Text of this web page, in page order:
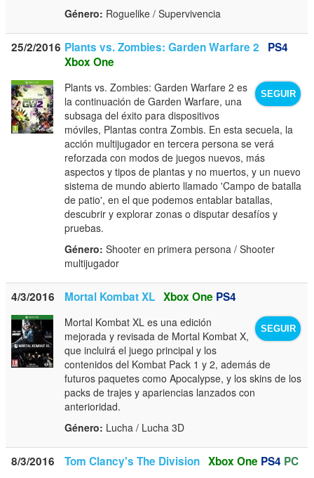
Género: Roguelike / Supervivencia
25/2/2016 Plants vs. Zombies: Garden Warfare 2
PS4
Xbox One
SEGUIR
Plants vs. Zombies: Garden Warfare 2 es
la continuación de Garden Warfare, una
subsaga del éxito para dispositivos
móviles, Plantas contra Zombis. En esta secuela, la
acción multijugador en tercera persona se verá
reforzada con modos de juegos nuevos, más
aspectos y tipos de plantas y no muertos, y un nuevo
sistema de mundo abierto llamado 'Campo de batalla
de patio', en el que podemos entablar batallas,
descubrir y explorar zonas o disputar desafíos y
pruebas.
Género: Shooter en primera persona / Shooter
multijugador
4/3/2016 Mortal Kombat XL Xbox One PS4
SEGUIR
Mortal Kombat XL es una edición
mejorada y revisada de Mortal Kombat X,
que incluirá el juego principal y los
contenidos del Kombat Pack 1 y 2, además de
futuros paquetes como Apocalypse, y los skins de los
packs de trajes y apariencias lanzados con
anterioridad.
Género: Lucha / Lucha 3D
8/3/2016 Tom Clancy's The Division Xbox One PS4 PC